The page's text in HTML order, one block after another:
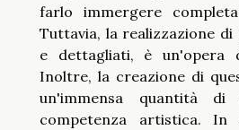
farlo immergere
Tuttavia, la realizzazione di
e dettagliati, è un'opera
Inoltre, la creazione di
un'immensa quantità
competenza artistica.